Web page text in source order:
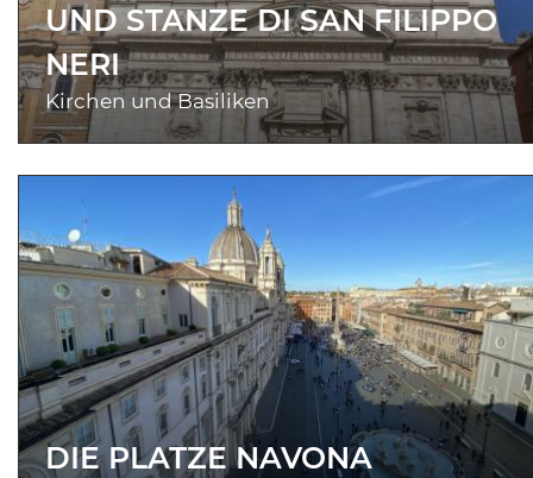
UND STANZE DI SAN FILIPPO
NERI
Kirchen und Basiliken
DIE PLATZE NAVONA